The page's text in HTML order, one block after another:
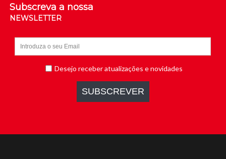
Subscreva a nossa
NEWSLETTER